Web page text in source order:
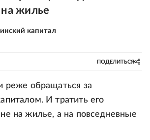
жилье
капитал
ПОДЕЛИТЬСЯ
реже обращаться за
И тратить его
на жилье, а на повседневные